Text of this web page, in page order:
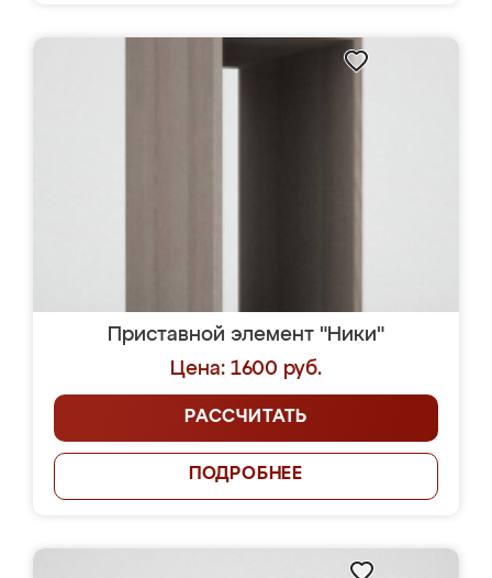
Приставной элемент "Ники"
Цена: 1600 руб.
РАССЧИТАТЬ
ПОДРОБНЕЕ